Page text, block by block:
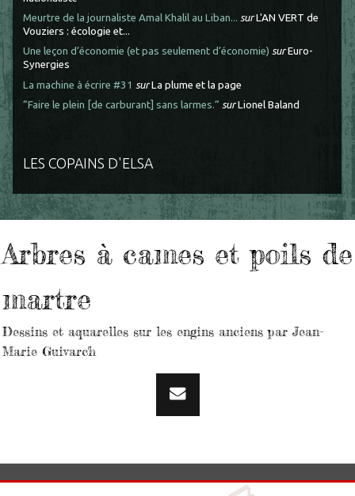
Meurtre de la journaliste Amal Khalil au Liban... surL'AN VERT de
Vouziers : écologie et...
Une leçon d’économie (et pas seulement d’économie) surEuro-
Synergies
La machine à écrire #31 surLa plume et la page
”Faire le plein [de carburant] sans larmes.” surLionel Baland
LES COPAINS D'ELSA
Arbres à cames et poils de
martre
Dessins et aquarelles sur les engins anciens par Jean-
Marie Guivarc'h